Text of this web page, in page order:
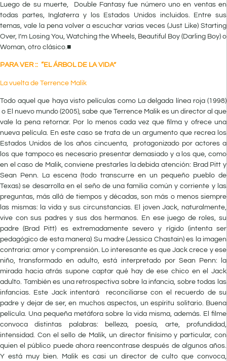
Luego de su muerte, Double Fantasy fue número uno en ventas en
todas partes, Inglaterra y los Estados Unidos incluidos. Entre sus
temas, vale la pena volver a escuchar varias veces (Just Like) Starting
Over, I’m Losing You, Watching the Wheels, Beautiful Boy (Darling Boy) o
Woman, otro clásico.■
PARA VER :: “EL ÁRBOL DE LA VIDA”
La vuelta de Terrence Malik
Todo aquel que haya visto películas como La delgada línea roja (1998)
o El nuevo mundo (2005), sabe que Terrence Malik es un director al que
vale la pena retornar. Por lo menos cada vez que filma y ofrece una
nueva película. En este caso se trata de un argumento que recrea los
Estados Unidos de los años cincuenta, protagonizado por actores a
los que tampoco es necesario presentar demasiado y a los que, como
en el caso de Malik, conviene prestarles la debida atención: Brad Pitt y
Sean Penn. La escena (todo transcurre en un pequeño pueblo de
Texas) se desarrolla en el seño de una familia común y corriente y las
preguntas, más allá de tiempos y décadas, son más o menos siempre
las mismas: la vida y sus circunstancias. El joven Jack, naturalmente,
vive con sus padres y sus dos hermanos. En ese juego de roles, su
padre (Brad Pitt) es extremadamente severo y rígido (intenta ser
pedagógico de esta manera) Su madre (Jessica Chastain) es la imagen
contraria: amor y comprensión. Lo interesante es que Jack crece y ese
niño, transformado en adulto, está interpretado por Sean Penn: la
mirada hacia atrás supone captar qué hay de ese chico en el Jack
adulto. También es una retrospectiva sobre la infancia, sobre todas las
infancias. Este Jack intentará reconciliarse con el recuerdo de su
padre y dejar de ser, en muchos aspectos, un espíritu solitario. Buena
película. Una pequeña metáfora sobre la vida misma, además. El filme
convoca distintas palabras: belleza, poesía, arte, profundidad,
intensidad. Con el sello de Malik, un director finísimo y particular, con
quien el público puede ahora reencontrase después de algunos años.
Y está muy bien. Malik es casi un director de culto que convoca,